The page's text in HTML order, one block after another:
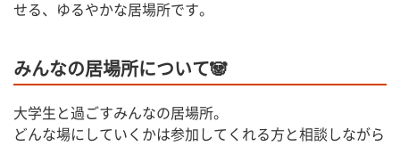
せる、ゆるやかな居場所です。
みんなの居場所について🐼
大学生と過ごすみんなの居場所。
どんな場にしていくかは参加してくれる方と相談しながら